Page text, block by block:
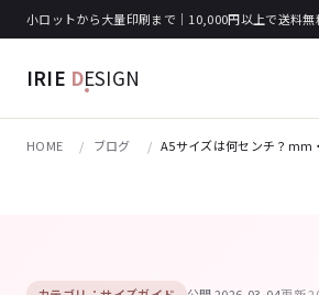
小ロットから大量印刷まで｜10,000円以上で送料
IRIE DESIGN
HOME ブログ A5サイズは何センチ？mm